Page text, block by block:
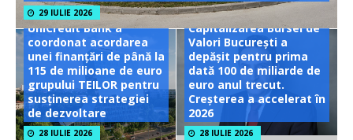
29 IULIE 2026
UniCredit Bank a
coordonat acordarea
unei finanțări de până la
115 de milioane de euro
grupului TEILOR pentru
susținerea strategiei
de dezvoltare
28 IULIE 2026
Capitalizarea Bursei de
Valori București a
depășit pentru prima
dată 100 de miliarde de
euro anul trecut.
Creșterea a accelerat în
2026
28 IULIE 2026